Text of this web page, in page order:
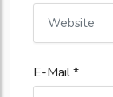
E-Mail *